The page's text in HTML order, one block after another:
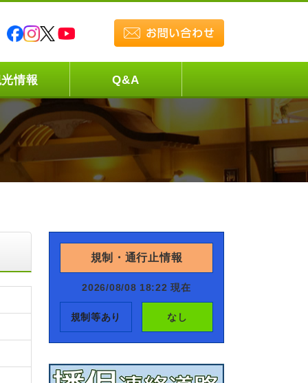
情報 Q&A
規制・通行止情報
2026/08/08 18:22 現在
規制等あり なし